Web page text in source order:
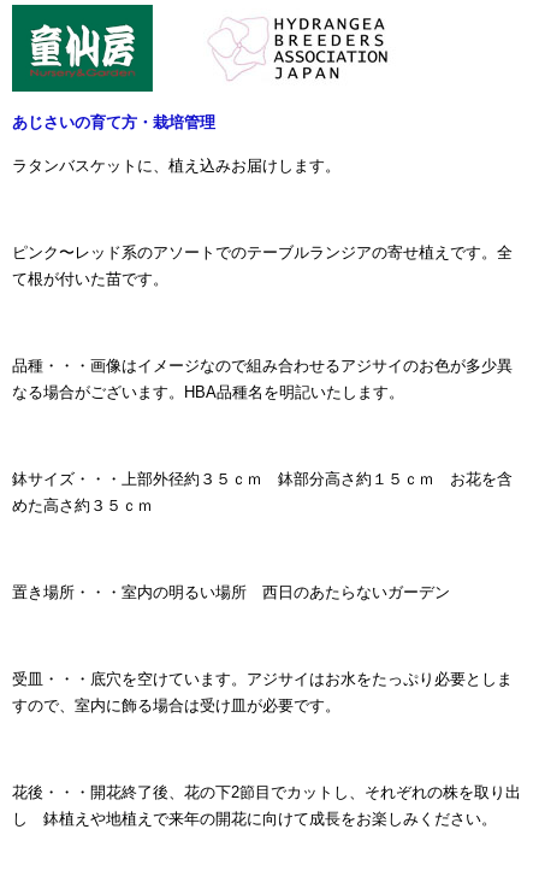
あじさいの育て方・栽培管理
ラタンバスケットに、植え込みお届けします。
ピンク〜レッド系のアソートでのテーブルランジアの寄せ植えです。全
て根が付いた苗です。
品種・・・画像はイメージなので組み合わせるアジサイのお色が多少異
なる場合がございます。
HBA品種名を明記いたします。
鉢サイズ・・・上部外径約３５ｃｍ 鉢部分高さ約１５ｃｍ お花を含
めた高さ約３５ｃｍ
置き場所・・・室内の明るい場所 西日のあたらないガーデン
受皿・・・底穴を空けています。アジサイはお水をたっぷり必要としま
すので、室内に飾る場合は受け皿が必要です。
花後・・・開花終了後、花の下2節目でカットし、それぞれの株を取り出
し 鉢植えや地植えで来年の開花に向けて成長をお楽しみください。